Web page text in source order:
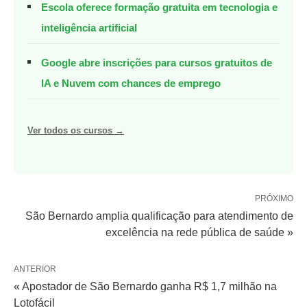
Escola oferece formação gratuita em tecnologia e
inteligência artificial
Google abre inscrições para cursos gratuitos de
IA e Nuvem com chances de emprego
Ver todos os cursos →
PRÓXIMO
São Bernardo amplia qualificação para atendimento de
excelência na rede pública de saúde »
ANTERIOR
« Apostador de São Bernardo ganha R$ 1,7 milhão na
Lotofácil